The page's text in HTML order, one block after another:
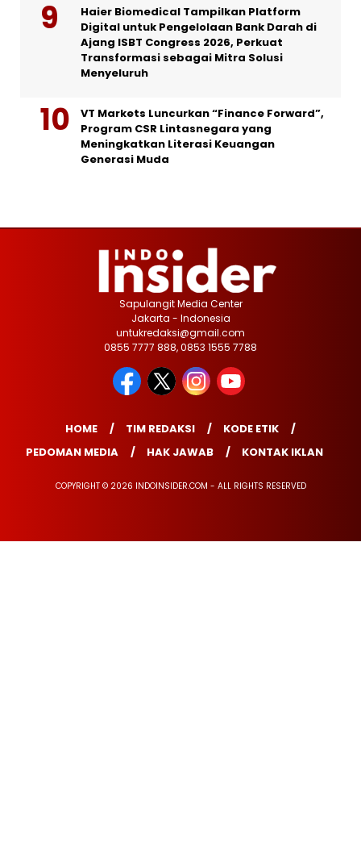
Haier Biomedical Tampilkan Platform
Digital untuk Pengelolaan Bank Darah di
Ajang ISBT Congress 2026, Perkuat
Transformasi sebagai Mitra Solusi
Menyeluruh
VT Markets Luncurkan “Finance Forward”,
Program CSR Lintasnegara yang
Meningkatkan Literasi Keuangan
Generasi Muda
Sapulangit Media Center
Jakarta - Indonesia
untukredaksi@gmail.com
0855 7777 888, 0853 1555 7788
HOME TIM REDAKSI
KODE ETIK
PEDOMAN MEDIA
HAK JAWAB KONTAK IKLAN
COPYRIGHT © 2026 INDOINSIDER.COM - ALL RIGHTS RESERVED